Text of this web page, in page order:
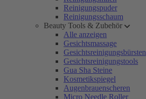
Reinigungspuder
Reinigungsschaum
Beauty Tools & Zubehör
Alle anzeigen
Gesichtsmassage
Gesichtsreinigungsbürsten
Gesichtsreinigungstools
Gua Sha Steine
Kosmetikspiegel
Augenbrauenscheren
Micro Needle Roller